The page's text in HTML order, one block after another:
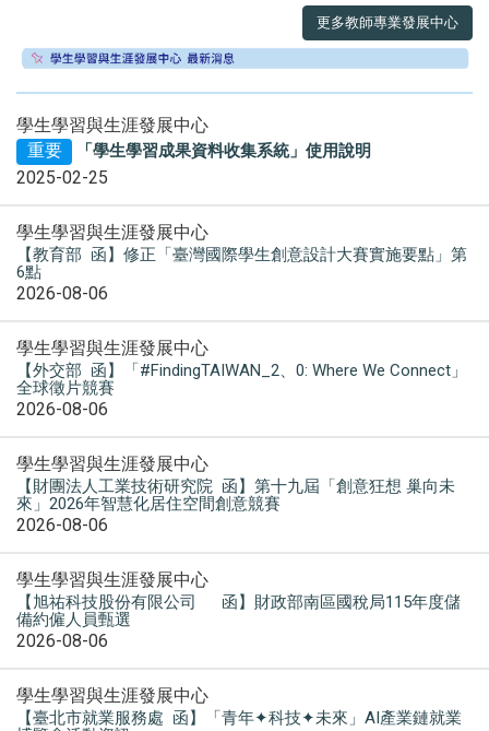
更多教師專業發展中心
學生學習與生涯發展中心
重要
「學生學習成果資料收集系統」使用說明
2025-02-25
學生學習與生涯發展中心
【教育部 函】修正「臺灣國際學生創意設計大賽實施要點」第
6點
2026-08-06
學生學習與生涯發展中心
【外交部 函】「#FindingTAIWAN_2、0: Where We Connect」
全球徵片競賽
2026-08-06
學生學習與生涯發展中心
【財團法人工業技術研究院 函】第十九屆「創意狂想 巢向未
來」2026年智慧化居住空間創意競賽
2026-08-06
學生學習與生涯發展中心
【旭祐科技股份有限公司 函】財政部南區國稅局115年度儲
備約僱人員甄選
2026-08-06
學生學習與生涯發展中心
【臺北市就業服務處 函】「青年✦科技✦未來」AI產業鏈就業